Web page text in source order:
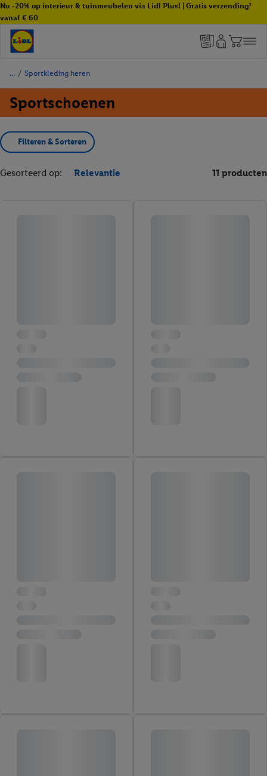
Nu -20% op interieur & tuinmeubelen via Lidl Plus! | Gratis verzending¹
vanaf € 60
/ Sportkleding heren
Sportschoenen
Filteren & Sorteren
Gesorteerd op: Relevantie 11 producten